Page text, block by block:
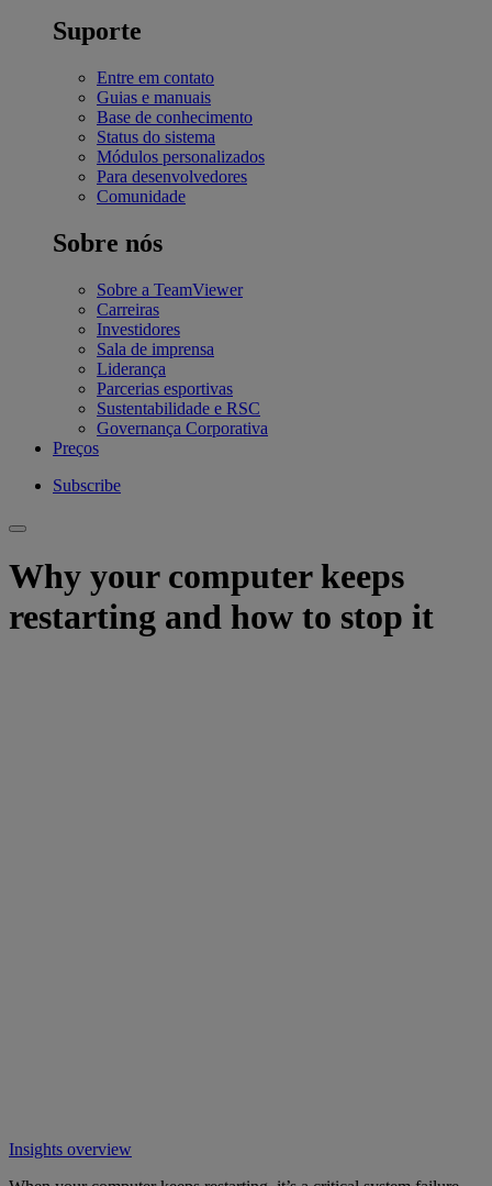
Suporte
Entre em contato
Guias e manuais
Base de conhecimento
Status do sistema
Módulos personalizados
Para desenvolvedores
Comunidade
Sobre nós
Sobre a TeamViewer
Carreiras
Investidores
Sala de imprensa
Liderança
Parcerias esportivas
Sustentabilidade e RSC
Governança Corporativa
Preços
Subscribe
Why your computer keeps
restarting and how to stop it
Insights overview